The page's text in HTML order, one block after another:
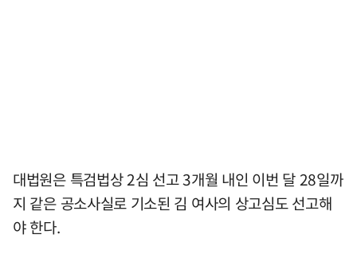
대법원은 특검법상 2심 선고 3개월 내인 이번 달 28일까
지 같은 공소사실로 기소된 김 여사의 상고심도 선고해
야 한다.